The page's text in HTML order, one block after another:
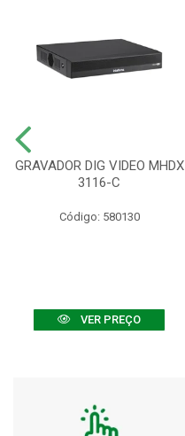
GRAVADOR DIG VIDEO MHDX
3116-C
Código: 580130
VER PREÇO